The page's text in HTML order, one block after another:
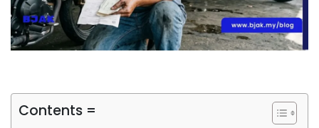
Contents =